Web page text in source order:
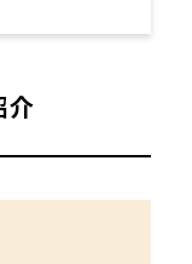
介